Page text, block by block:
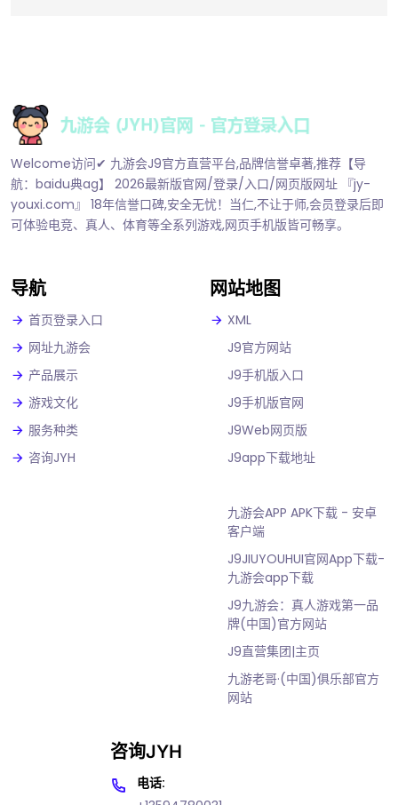
Welcome访问✔ 九游会J9官方直营平台,品牌信誉卓著,推荐【导
航：baidu典ag】 2026最新版官网/登录/入口/网页版网址 『jy-
youxi.com』 18年信誉口碑,安全无忧！当仁,不让于师,会员登录后即
可体验电竞、真人、体育等全系列游戏,网页手机版皆可畅享。
导航
首页登录入口
网址九游会
产品展示
游戏文化
服务种类
咨询JYH
网站地图
XML
J9官方网站
J9手机版入口
J9手机版官网
J9Web网页版
J9app下载地址
九游会APP APK下载 - 安卓
客户端
J9JIUYOUHUI官网App下载-
九游会app下载
J9九游会：真人游戏第一品
牌(中国)官方网站
J9直营集团|主页
九游老哥·(中国)俱乐部官方
网站
咨询JYH
电话: